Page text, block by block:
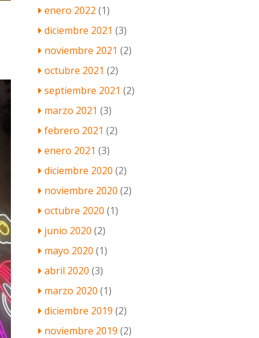
enero 2022 (1)
diciembre 2021 (3)
noviembre 2021 (2)
octubre 2021 (2)
septiembre 2021 (2)
marzo 2021 (3)
febrero 2021 (2)
enero 2021 (3)
diciembre 2020 (2)
noviembre 2020 (2)
octubre 2020 (1)
junio 2020 (2)
mayo 2020 (1)
abril 2020 (3)
marzo 2020 (1)
diciembre 2019 (2)
noviembre 2019 (2)